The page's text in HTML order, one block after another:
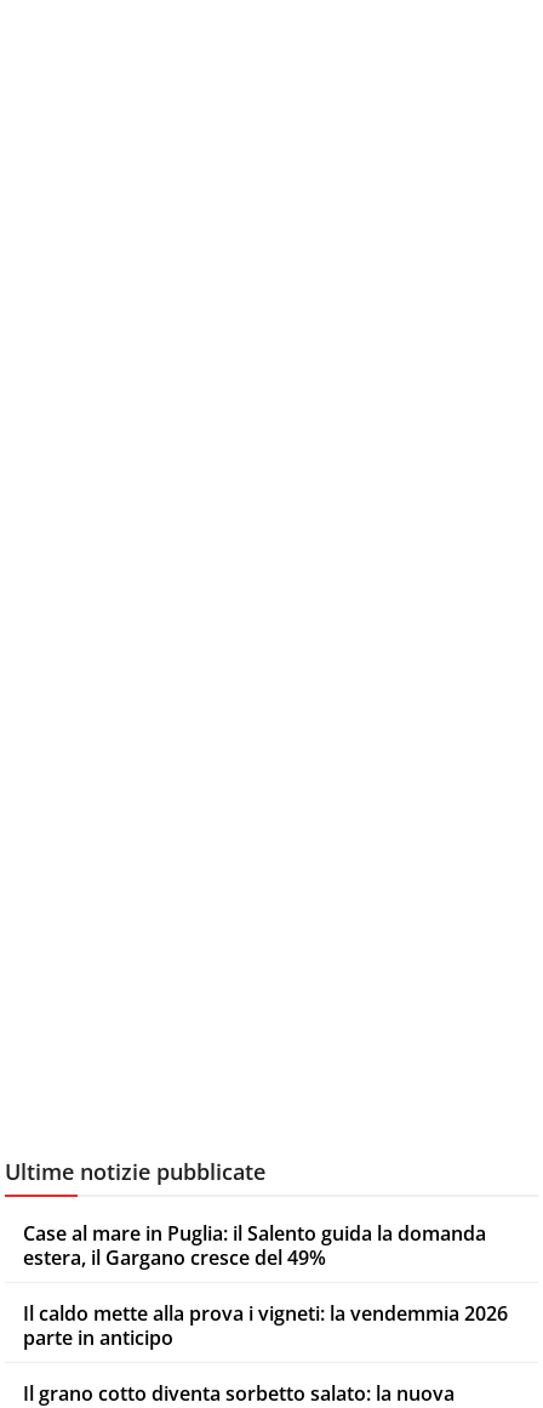
Ultime notizie pubblicate
Case al mare in Puglia: il Salento guida la domanda
estera, il Gargano cresce del 49%
Il caldo mette alla prova i vigneti: la vendemmia 2026
parte in anticipo
Il grano cotto diventa sorbetto salato: la nuova